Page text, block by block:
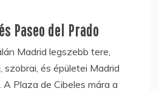
Paseo del Prado
Madrid legszebb tere,
és épületei Madrid
Plaza de Cibeles mára a